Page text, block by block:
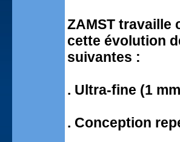
ZAMST travaille
cette évolution
suivantes :
. Ultra-fine (1
. Conception